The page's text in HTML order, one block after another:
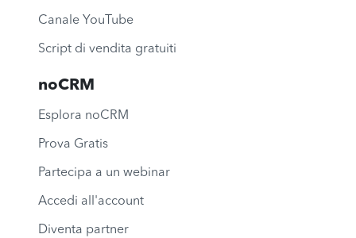
Canale YouTube
Script di vendita gratuiti
noCRM
Esplora noCRM
Prova Gratis
Partecipa a un webinar
Accedi all'account
Diventa partner